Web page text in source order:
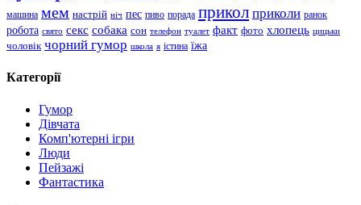
машина мем настрій ніч пес пиво порада прикол приколи ранок
робота свято секс собака сон телефон туалет факт фото хлопець цицьки
чоловік чорний гумор школа я істина їжа
Категорії
Гумор
Дівчата
Комп'ютерні ігри
Люди
Пейзажі
Фантастика